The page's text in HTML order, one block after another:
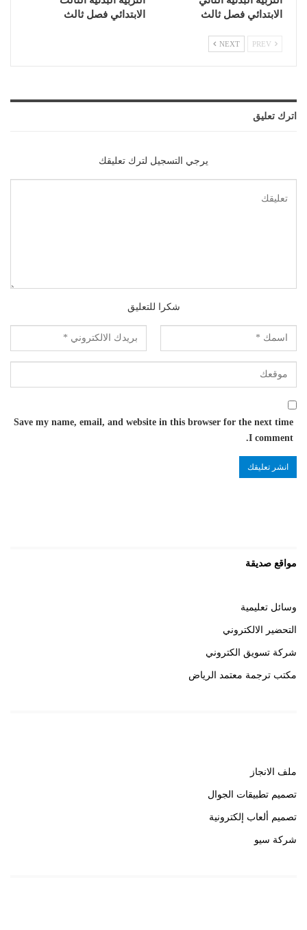
الابتدائي فصل ثالث
الابتدائي فصل ثالث
NEXT
اترك تعليق
يرجي التسجيل لترك تعليقك
شكرا للتعليق
Save my name, email, and website in this browser for the next time
I comment.
مواقع صديقة
وسائل تعليمية
التحضير الالكتروني
شركة تسويق الكتروني
مكتب ترجمة معتمد الرياض
ملف الانجاز
تصميم تطبيقات الجوال
تصميم ألعاب إلكترونية
شركة سيو